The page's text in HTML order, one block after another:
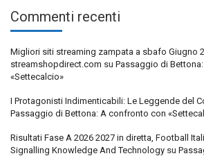
Commenti recenti
Migliori siti streaming zampata a sbafo Giugno
streamshopdirect.com su Passaggio di
«Settecalcio»
I Protagonisti Indimenticabili: Le Leggende del
Passaggio di Bettona: A confronto con
Risultati Fase A 2026 2027 in diretta, Football
Signalling Knowledge And Technology su